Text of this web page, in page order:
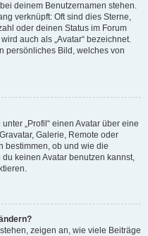
deinem Benutzernamen stehen.
verknüpft: Oft sind dies Sterne,
oder deinen Status im Forum
auch als „Avatar“ bezeichnet.
persönliches Bild, welches von
„Profil“ einen Avatar über eine
Galerie, Remote oder
bestimmen, ob und wie die
keinen Avatar benutzen kannst,
zeigen an, wie viele Beiträge